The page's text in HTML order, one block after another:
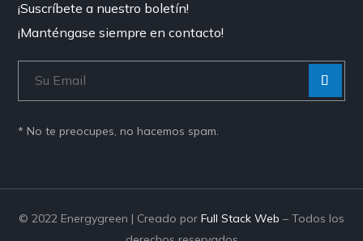
¡Suscríbete a nuestro boletín!
¡Manténgase siempre en contacto!
[Enviar
“”]
* No te preocupes, no hacemos spam.
© 2022 Energygreen | Creado por Full Stack Web – Todos los